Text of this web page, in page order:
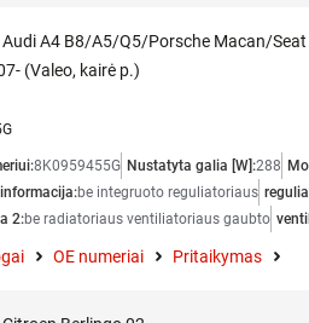
A4 B8/A5/Q5/Porsche Macan/Seat
(Valeo, kairė p.)
8K0959455G Nustatyta galia [W]:288
be integruoto reguliatoriaus
2:be radiatoriaus ventiliatoriaus gaubto
OE numeriai Pritaikymas